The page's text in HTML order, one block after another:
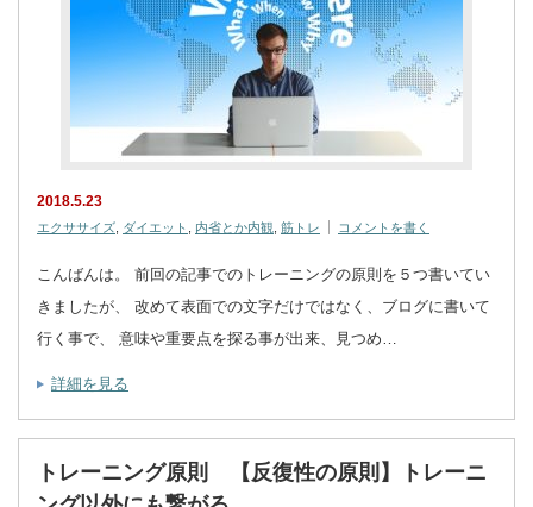
2018.5.23
エクササイズ ダイエット 内省とか内観 筋トレ コメントを書く
こんばんは。 前回の記事でのトレーニングの原則を５つ書いてい
きましたが、 改めて表面での文字だけではなく、ブログに書いて
行く事で、 意味や重要点を探る事が出来、見つめ…
詳細を見る
トレーニング原則 【反復性の原則】トレーニ